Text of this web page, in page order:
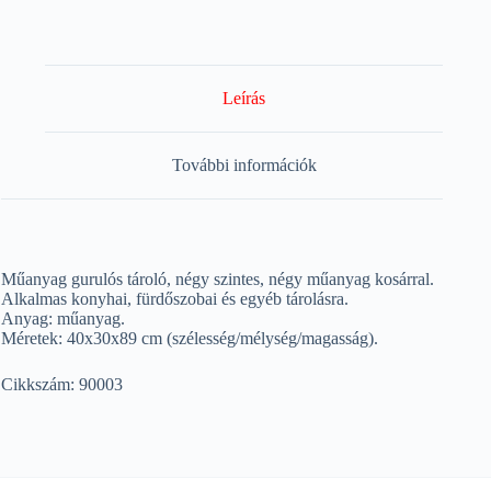
Leírás
További információk
Műanyag gurulós tároló, négy szintes, négy műanyag kosárral.
Alkalmas konyhai, fürdőszobai és egyéb tárolásra.
Anyag: műanyag.
Méretek: 40x30x89 cm (szélesség/mélység/magasság).
Cikkszám: 90003